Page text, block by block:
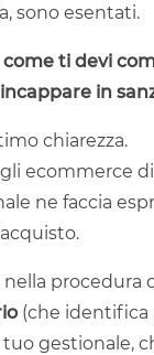
sono esentati.
ti devi
in
chiarezza.
ecommerce
ne faccia
nella
(che identifica
gestionale,